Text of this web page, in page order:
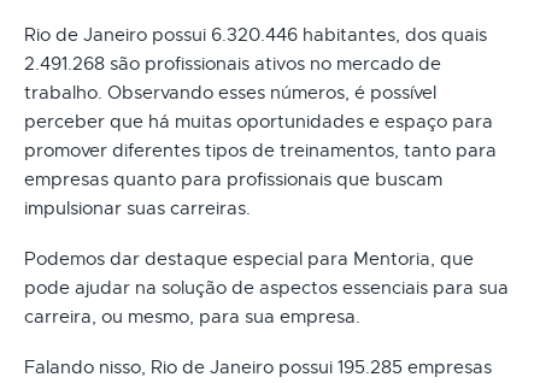
Rio de Janeiro possui 6.320.446 habitantes, dos quais
2.491.268 são profissionais ativos no mercado de
trabalho. Observando esses números, é possível
perceber que há muitas oportunidades e espaço para
promover diferentes tipos de treinamentos, tanto para
empresas quanto para profissionais que buscam
impulsionar suas carreiras.
Podemos dar destaque especial para Mentoria, que
pode ajudar na solução de aspectos essenciais para sua
carreira, ou mesmo, para sua empresa.
Falando nisso, Rio de Janeiro possui 195.285 empresas